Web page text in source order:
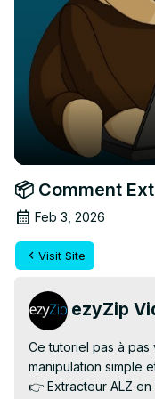
📦 Comment
Feb 3, 2026
Visit Site
ezyZip
Ce tutoriel pas à pas
manipulation simple